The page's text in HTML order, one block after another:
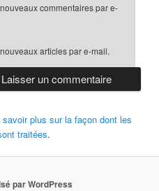
commentaires par e-
articles par e-mail.
savoir plus sur la façon dont les
traitées.
par WordPress